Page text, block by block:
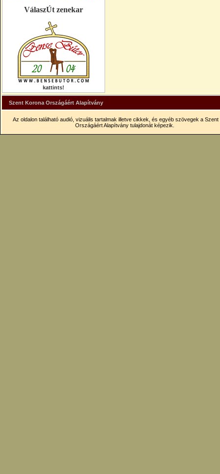
VálaszÚt zenekar
kattints!
Szent Korona Országáért Alapítvány
Az oldalon található audió, vizuális tartalmak illetve cikkek, és egyéb szövegek a Szent
Országáért Alapítvány tulajdonát képezik.